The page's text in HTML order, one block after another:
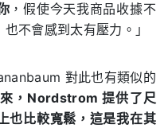
，假使今天我商品收據不
不會感到太有壓力。」
對此也有類似的
， Nordstrom提供了尺
也比較寬鬆，這是我在其